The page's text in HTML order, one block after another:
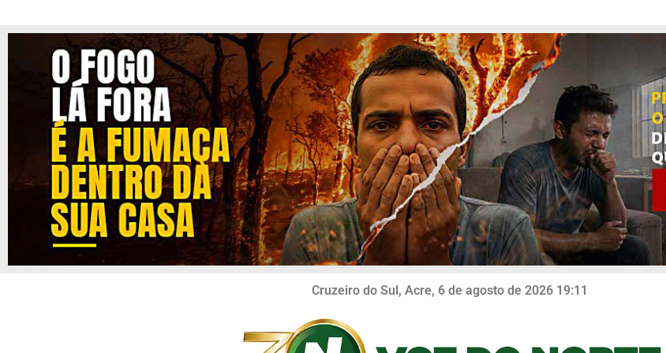
Cruzeiro do Sul, Acre, 6 de agosto de 2026 19:11